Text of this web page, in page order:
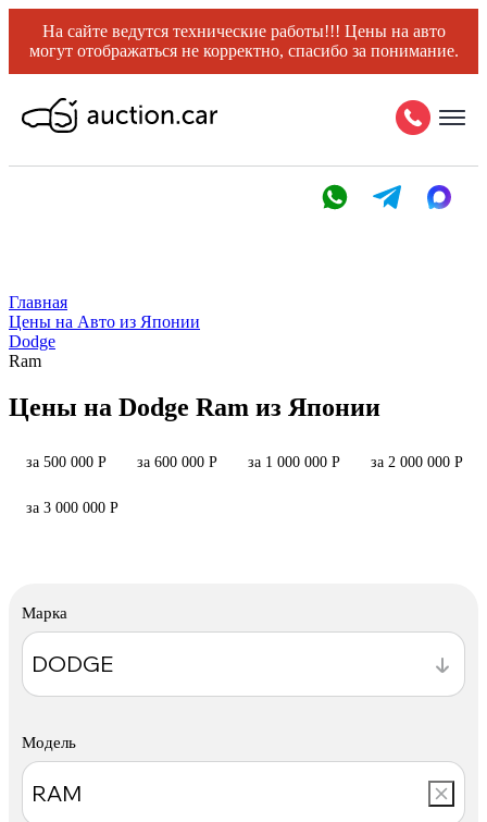
На сайте ведутся технические работы!!! Цены на авто
могут отображаться не корректно, спасибо за понимание.
Главная
Цены на Авто из Японии
Dodge
Ram
Цены на Dodge Ram из Японии
за 500 000 Р за 600 000 Р за 1 000 000 Р за 2 000 000 Р
за 3 000 000 Р
Марка
Модель